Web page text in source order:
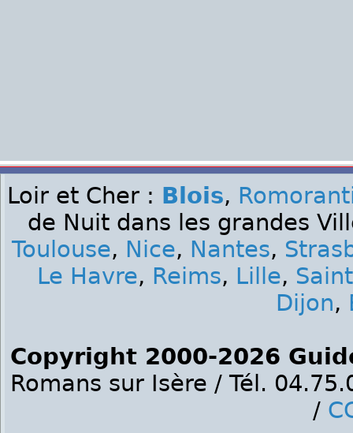
Loir et Cher : Blois,
de Nuit dans les grandes
Toulouse, Nice, Nantes,
Le Havre, Reims, Lille,
Dijon,
Copyright 2000-2026
Romans sur Isère / Tél.
/